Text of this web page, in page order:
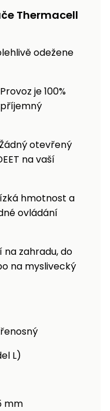
Thermacell
odežene
Provoz je 100%
Žádný otevřený
na vaší
hmotnost a
ovládání
na zahradu, do
na myslivecký
L)
mm